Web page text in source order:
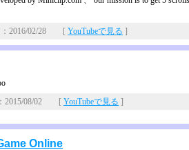
2016/02/28 [ YouTubeで見る ]
2015/08/02 [ YouTubeで見る ]
Online